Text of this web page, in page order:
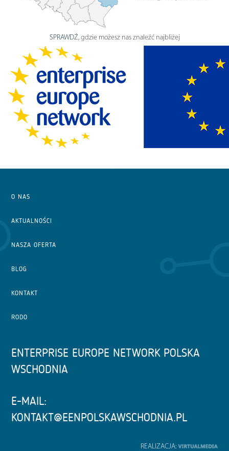
SPRAWDŹ, gdzie możesz nas znaleźć najbliżej
O NAS
AKTUALNOŚCI
NASZA OFERTA
BLOG
KONTAKT
RODO
ENTERPRISE EUROPE NETWORK POLSKA
WSCHODNIA
E-MAIL:
KONTAKT@EENPOLSKAWSCHODNIA.PL
REALIZACJA: